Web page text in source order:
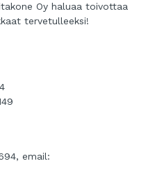
Oy haluaa toivottaa
tervetulleeksi!
email: